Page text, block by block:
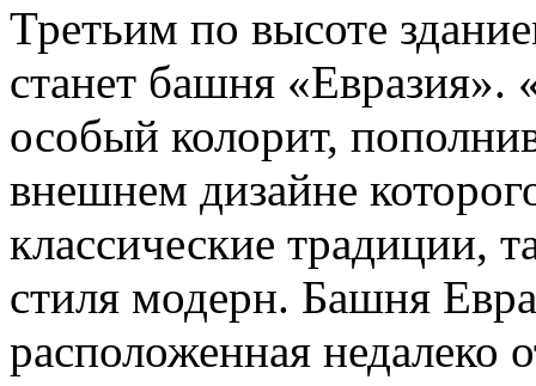
Третьим по высоте
станет башня
особый колорит,
внешнем дизайне
классические традиции,
стиля модерн. Башня
расположенная недалеко